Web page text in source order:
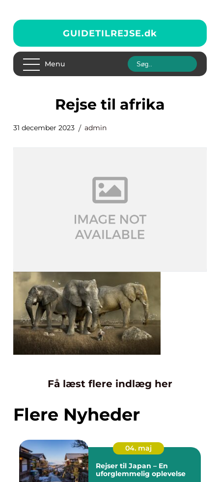
GUIDETILREJSE.dk
Menu
rejse til afrika
31 december 2023 admin
Få læst flere indlæg her
Flere Nyheder
04. maj
Rejser til Japan – En
uforglemmelig oplevelse